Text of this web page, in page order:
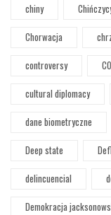
chiny
Chorwacja
controversy
cultural diplomacy
dane biometryczne
Deep state
delincuencial
Demokracja